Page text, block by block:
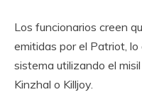
Los funcionarios creen
emitidas por el Patriot,
sistema utilizando el
Kinzhal o Killjoy.